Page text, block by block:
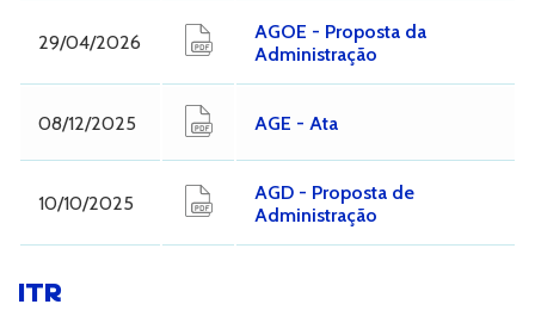
29/04/2026
AGOE - Proposta da
Administração
08/12/2025 AGE - Ata
10/10/2025
AGD - Proposta de
Administração
ITR